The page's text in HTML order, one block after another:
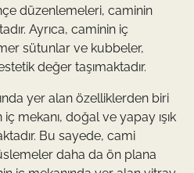
düzenlemeleri, caminin
Ayrıca, caminin iç
sütunlar ve kubbeler,
değer taşımaktadır.
yer alan özelliklerden biri
mekanı, doğal ve yapay ışık
Bu sayede, cami
daha da ön plana